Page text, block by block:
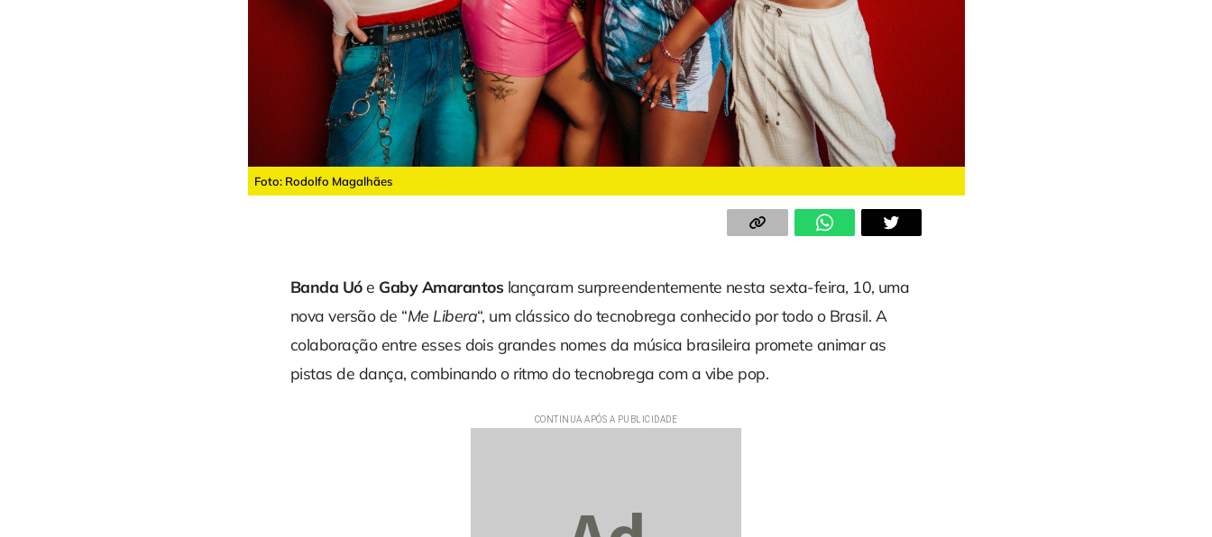
Foto: Rodolfo Magalhães
Banda Uóe Gaby Amarantos lançaram surpreendentemente nesta sexta-feira, 10, uma
nova versão de “Me Libera“, um clássico do tecnobrega conhecido por todo o Brasil. A
colaboração entre esses dois grandes nomes da música brasileira promete animar as
pistas de dança, combinando o ritmo do tecnobrega com a vibe pop.